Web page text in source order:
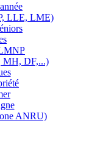
LLE, LME)
MH, DF,...)
ANRU)